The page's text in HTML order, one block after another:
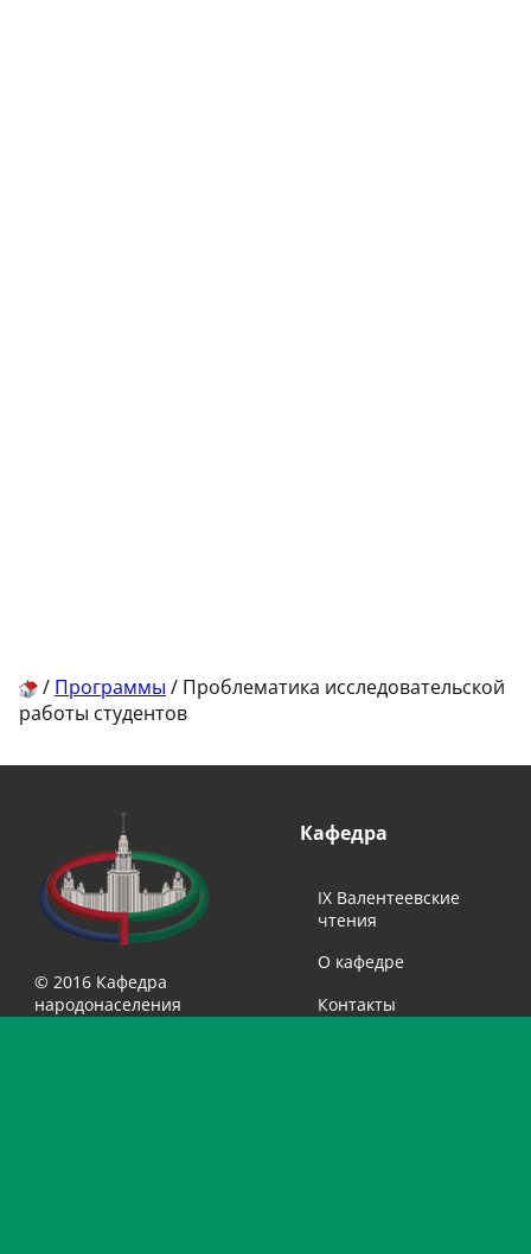
/ Программы / Проблематика исследовательской
работы студентов
© 2016 Кафедра
народонаселения
Кафедра
IX Валентеевские
чтения
О кафедре
Контакты